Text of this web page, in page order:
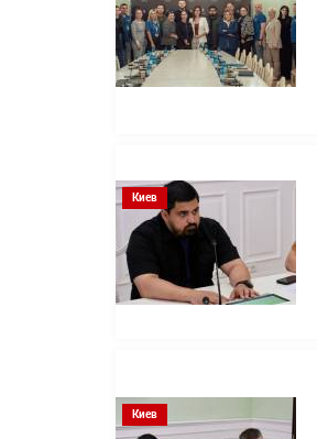
Киев
Киев